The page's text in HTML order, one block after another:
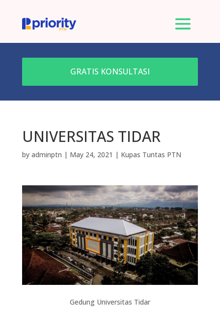
GRATIS KONSULTASI
UNIVERSITAS TIDAR
by adminptn | May 24, 2021 | Kupas Tuntas PTN
Gedung Universitas Tidar